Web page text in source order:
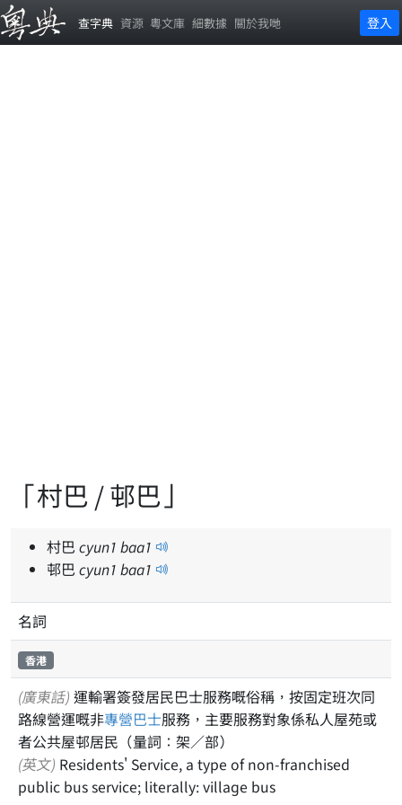
查字典 資源 粵文庫 細數據 關於我哋 登入
「村巴 / 邨巴」
村巴 cyun1 baa1
邨巴 cyun1 baa1
名詞
香港
(廣東話)
路線營運嘅非專營巴士服務，主要服務對象係私人屋苑或
者公共屋邨居民（量詞：架／部）
(英文)
public bus service; literally: village bus